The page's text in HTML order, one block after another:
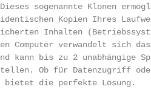
sogenannte Klonen
Kopien Ihres
Inhalten
Computer verwandelt sich
kann bis zu 2 unabhängige
Ob für Datenzugriff
bietet die perfekte Lösung.